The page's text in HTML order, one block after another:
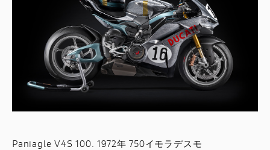
Paniagle V4S 100. 1972年 750イモラデスモ